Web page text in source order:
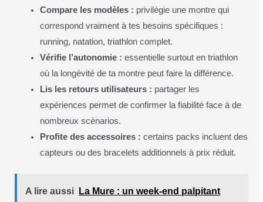
Compare les modèles : privilégie une montre qui
correspond vraiment à tes besoins spécifiques :
running, natation, triathlon complet.
Vérifie l’autonomie : essentielle surtout en triathlon
où la longévité de ta montre peut faire la différence.
Lis les retours utilisateurs : partager les
expériences permet de confirmer la fiabilité face à de
nombreux scénarios.
Profite des accessoires : certains packs incluent des
capteurs ou des bracelets additionnels à prix réduit.
A lire aussi
La Mure : un week-end palpitant